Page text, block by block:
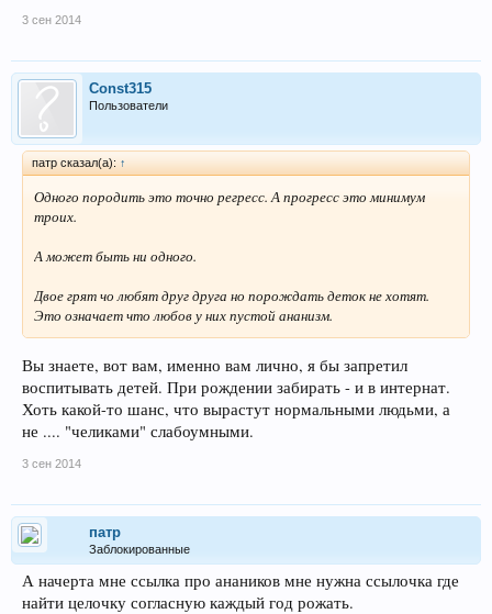
3 сен 2014
Const315
Пользователи
патр сказал(а): ↑
Одного породить это точно регресс. А прогресс это минимум
троих.
А может быть ни одного.
Двое грят чо любят друг друга но порождать деток не хотят.
Это означает что любов у них пустой ананизм.
Вы знаете, вот вам, именно вам лично, я бы запретил
воспитывать детей. При рождении забирать - и в интернат.
Хоть какой-то шанс, что вырастут нормальными людьми, а
не .... "челиками" слабоумными.
3 сен 2014
патр
Заблокированные
А начерта мне ссылка про анаников мне нужна ссылочка где
найти целочку согласную каждый год рожать.